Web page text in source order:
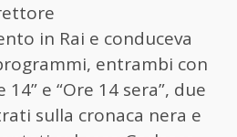
in Rai e conduceva
entrambi con
e “Ore 14 sera”, due
sulla cronaca nera e